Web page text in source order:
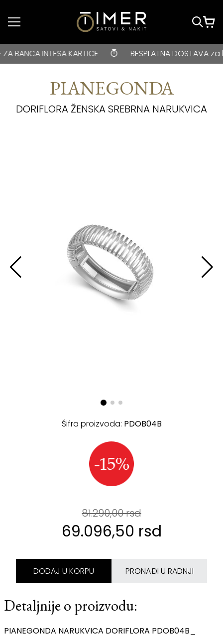
Idi do glavnog
BESPLATNA DOSTAVA za kupovine veće od 3000 rsd •
INTESA KARTICE BESPLATNA DOSTAVA za
PIANEGONDA
DORIFLORA ŽENSKA SREBRNA NARUKVICA
Šifra proizvoda: PDOB04B
81.290,00 rsd
69.096,50 rsd
DODAJ U KORPU PRONAĐI U RADNJI
Detaljnije o proizvodu:
PIANEGONDA NARUKVICA DORIFLORA PDOB04B_